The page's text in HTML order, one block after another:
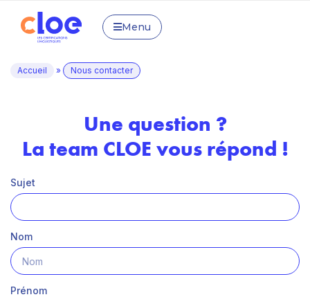
Menu
Accueil » Nous contacter
Une question ?
La team CLOE vous répond !
Sujet
Nom
Prénom